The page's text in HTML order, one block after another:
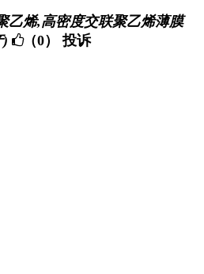
乙烯,高密度交联聚乙烯薄膜
（0） 投诉